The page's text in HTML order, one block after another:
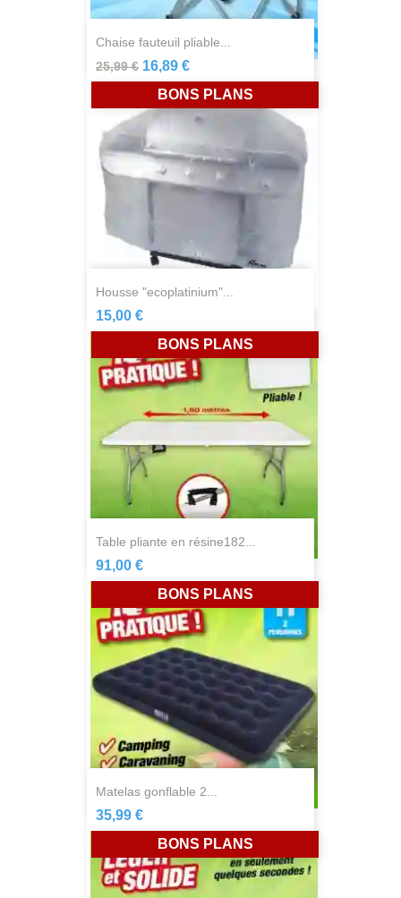
chaise fauteuil pliable...
25,99 € 16,89 €
housse "ecoplatinium"...
15,00 €
BONS PLANS
table pliante en résine182...
91,00 €
BONS PLANS
matelas gonflable 2...
35,99 €
BONS PLANS
BONS PLANS